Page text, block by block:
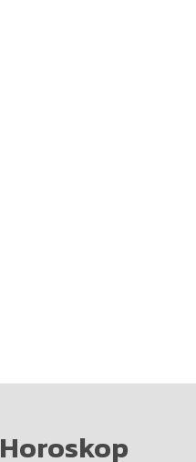
Horoskop